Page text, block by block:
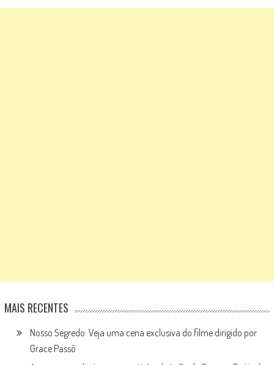
MAIS RECENTES
Nosso Segredo: Veja uma cena exclusiva do filme dirigido por
Grace Passô